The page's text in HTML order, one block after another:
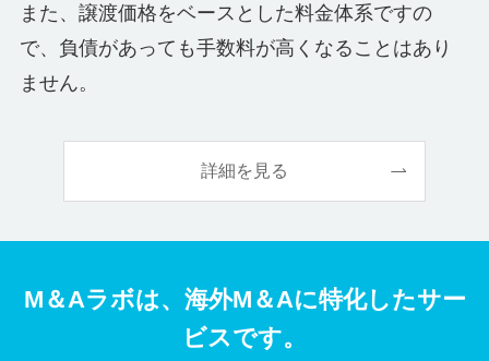
また、譲渡価格をベースとした料金体系ですの
で、負債があっても手数料が高くなることはあり
ません。
詳細を見る
M＆Aラボは、海外M＆Aに特化したサー
ビスです。